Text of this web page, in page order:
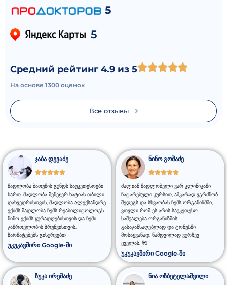
5
5
Средний рейтинг 4.9 из 5
На основе 1300 оценок
Все отзывы
ჯაბა დევაძე
მადლობა ბათუმის გუნდს საუკეთესოები
ხართ. მადლობა მენეჯერ ხატიას თბილი
დახვედრისთვის, მადლობა ალექსანდრე
ექიმს მადლობა ჩემს რეაბილიტოლოგს
ნინო ექიმს ყურადღებისთვის და ჩემი
ჯამრთელობის ზრუნვისთვის.
წარმატებებს გისურვებთ
უკუკავშირი Google-ში
ნინო გოშაძე
ძალიან მადლობელი ვარ კლინიკაში
ჩატარებული კურსით, აშკარად ვგრძნობ
შედეგს და სხვაობას ჩემს ორგანიზმში,
ვთვლი რომ ეს არის საუკეთესო
საშუალება ორგანიზმის
გასაჯანსაღებლად და ტონუსში
მოსაყვანად. ნამდვილად ვურჩევ
ყველას. 🥰
უკუკავშირი Google-ში
ზუკა ირემაძე ნია ოზბეტელაშვილი